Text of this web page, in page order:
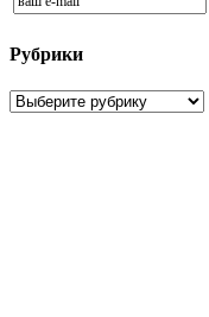
Рубрики
Рубрики